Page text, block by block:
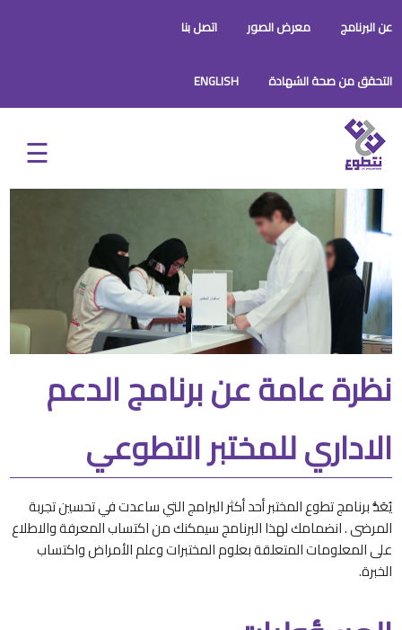
عن البرنامج معرض الصور اتصل بنا
التحقق من صحة الشهادة ENGLISH
نظرة عامة عن برنامج الدعم
الاداري للمختبر التطوعي
يُعَدُّ برنامج تطوع المختبر أحد أكثر البرامج التي ساعدت في تحسين تجربة
المرضى . انضمامك لهذا البرنامج سيمكنك من اكتساب المعرفة والاطلاع
على المعلومات المتعلقة بعلوم المختبرات وعلم الأمراض واكتساب
الخبرة.